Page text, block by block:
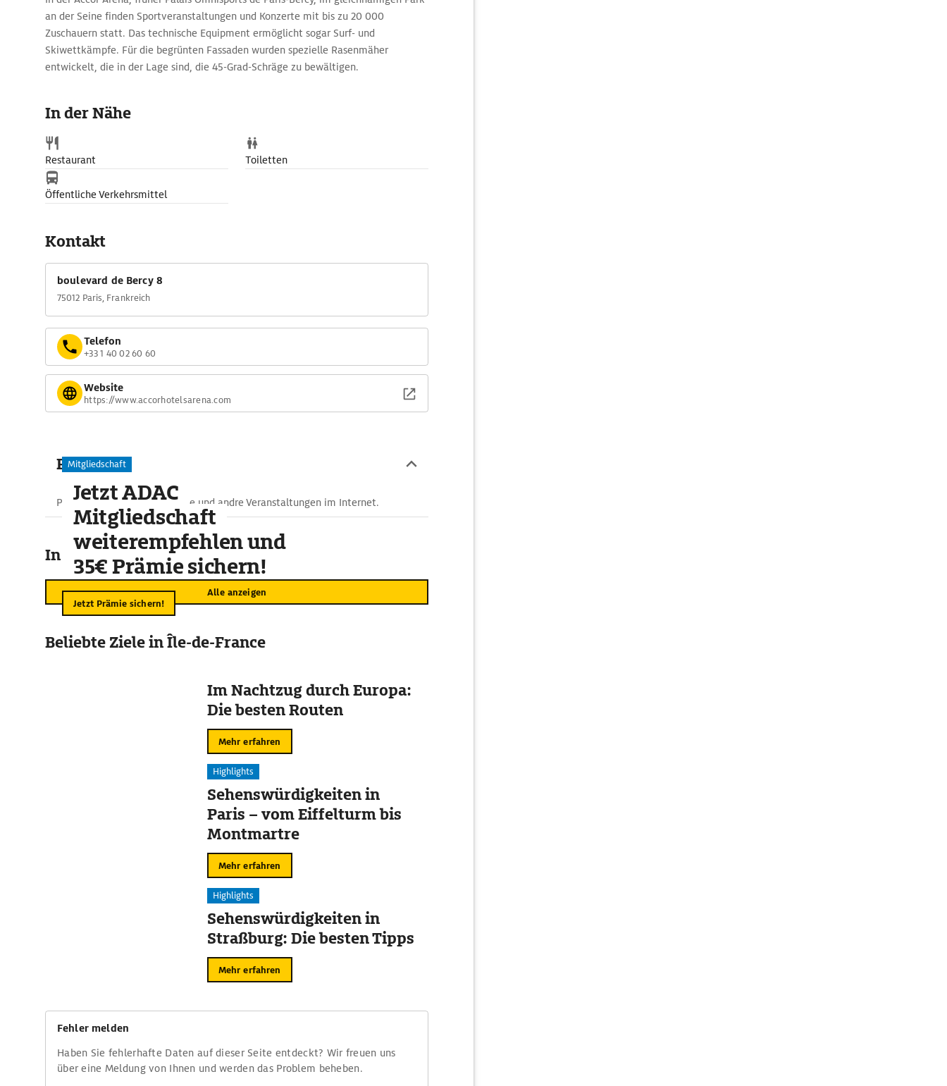
an der Seine finden Sportveranstaltungen und Konzerte mit bis zu 20 000
Zuschauern statt. Das technische Equipment ermöglicht sogar Surf- und
Skiwettkämpfe. Für die begrünten Fassaden wurden spezielle Rasenmäher
entwickelt, die in der Lage sind, die 45-Grad-Schräge zu bewältigen.
In der Nähe
Restaurant Toiletten
Öffentliche Verkehrsmittel
Kontakt
boulevard de Bercy 8
75012 Paris, Frankreich
Telefon
+33 1 40 02 60 60
Website
https://www.accorhotelsarena.com
Preise
Preise für Eisstadion, Konzerte und andre Veranstaltungen im Internet.
In der Umgebung
Alle anzeigen
Mitgliedschaft
Jetzt ADAC
Mitgliedschaft
weiterempfehlen und
35€ Prämie sichern!
Jetzt Prämie sichern!
Beliebte Ziele in Île-de-France
Im Nachtzug durch Europa:
Die besten Routen
Mehr erfahren
Highlights
Sehenswürdigkeiten in
Paris – vom Eiffelturm bis
Montmartre
Mehr erfahren
Highlights
Sehenswürdigkeiten in
Straßburg: Die besten Tipps
Mehr erfahren
Fehler melden
Haben Sie fehlerhafte Daten auf dieser Seite entdeckt? Wir freuen uns
über eine Meldung von Ihnen und werden das Problem beheben.